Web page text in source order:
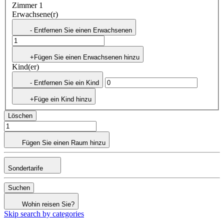
Zimmer 1
Erwachsene(r)
- Entfernen Sie einen Erwachsenen
+Fügen Sie einen Erwachsenen hinzu
Kind(er)
- Entfernen Sie ein Kind
+Füge ein Kind hinzu
Löschen
Fügen Sie einen Raum hinzu
Sondertarife
Suchen
Wohin reisen Sie?
Skip search by categories